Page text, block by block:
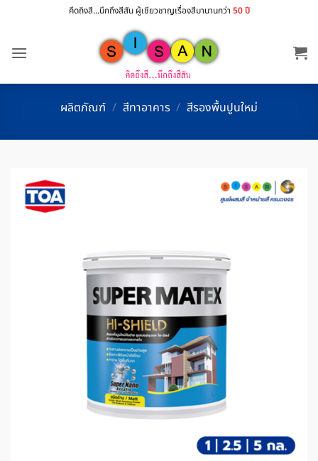
เนื้อหา
คึดถิงสี...นึกถึงสีสัน ผู้เชียวชาญเรื่องสีมานานกว่า 50 ปี
ผลิตภัณฑ์ / สีทาอาคาร / สีรองพื้นปูนใหม่